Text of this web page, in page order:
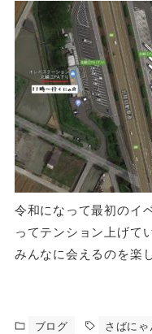
令和になって最初のイ
ってテンション上げて
みんなに会えるのを楽
ブログ さばにゃ